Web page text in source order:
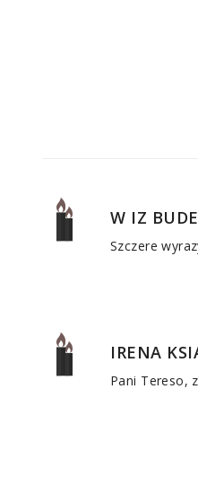
W IZ
Szczere
IRENA
Pani Tereso,